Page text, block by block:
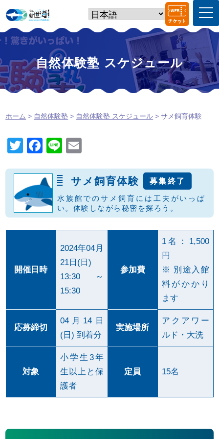
t
o
g
g
n
a
v
i
自然体験塾 スケジュール
ホーム > 自然体験塾 > 自然体験塾 スケジュール > サメ飼育体験
T
tt
er
F
c
e
b
Li
e
ail
サメ飼育体験 募集終了
水族館でのサメ飼育には工夫がいっぱ
い。体験しながら秘密を探ろう。
開催日時
2024年04月
21日(日)
13:30～
15:30
参加費
1名：1,500
円
※ 別途入館
料がかかり
ます
応募締切
04月14日
(日) 到着分
実施場所
アクアワー
ルド・大洗
対象
小学生3年
生以上と保
護者
定員 15名